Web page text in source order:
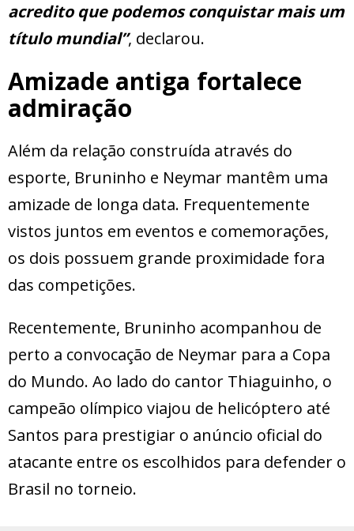
acredito que podemos conquistar mais um
título mundial”, declarou.
Amizade antiga fortalece
admiração
Além da relação construída através do
esporte, Bruninho e Neymar mantêm uma
amizade de longa data. Frequentemente
vistos juntos em eventos e comemorações,
os dois possuem grande proximidade fora
das competições.
Recentemente, Bruninho acompanhou de
perto a convocação de Neymar para a Copa
do Mundo. Ao lado do cantor Thiaguinho, o
campeão olímpico viajou de helicóptero até
Santos para prestigiar o anúncio oficial do
atacante entre os escolhidos para defender o
Brasil no torneio.